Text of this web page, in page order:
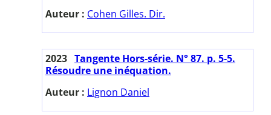
Auteur : Cohen Gilles. Dir.
2023 Tangente Hors-série. N° 87. p. 5-5.
Résoudre une inéquation.
Auteur : Lignon Daniel